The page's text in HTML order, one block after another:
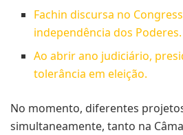
Fachin discursa no
independência dos Poderes.
Ao abrir ano judiciário,
tolerância em eleição.
No momento, diferentes
simultaneamente, tanto na